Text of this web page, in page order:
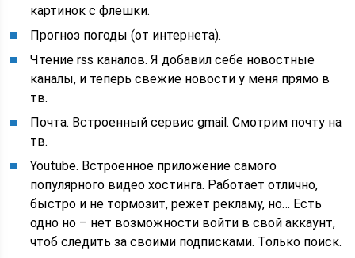
картинок с флешки.
Прогноз погоды (от интернета).
Чтение rss каналов. Я добавил себе новостные
каналы, и теперь свежие новости у меня прямо в
тв.
Почта. Встроенный сервис gmail. Смотрим почту на
тв.
Youtube. Встроенное приложение самого
популярного видео хостинга. Работает отлично,
быстро и не тормозит, режет рекламу, но… Есть
одно но – нет возможности войти в свой аккаунт,
чтоб следить за своими подписками. Только поиск.